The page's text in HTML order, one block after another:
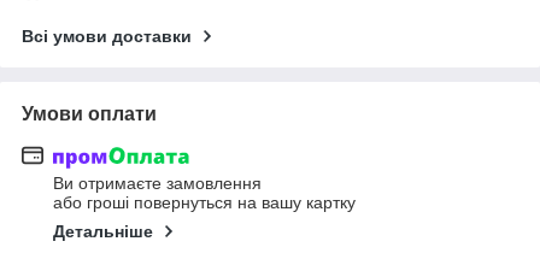
Всі умови доставки
Умови оплати
Ви отримаєте замовлення
або гроші повернуться на вашу картку
Детальніше